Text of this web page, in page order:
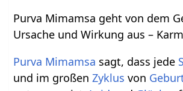
Purva Mimamsa geht von dem
Ursache und Wirkung aus –
Purva Mimamsa sagt, dass jede
und im großenZyklus von